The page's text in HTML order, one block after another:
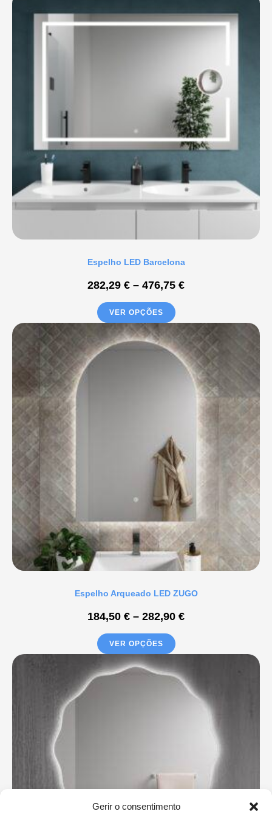
Gerir o consentimento
Espelho LED Barcelona
282,29 € – 476,75 €
VER OPÇÕES
Espelho Arqueado LED ZUGO
184,50 € – 282,90 €
VER OPÇÕES